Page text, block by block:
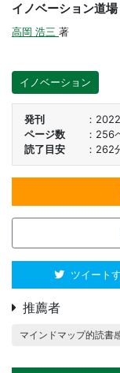
イノベーション道
高岡 浩三 著
イノベーション
発刊
ページ数
256
読了目安
262
ツイート
推薦者
マインドマップ的読書